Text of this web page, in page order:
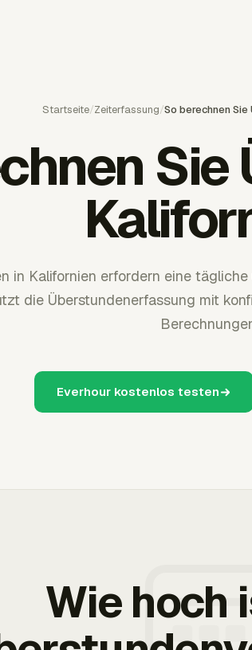
Startseite/Zeiterfassung/So berechnen Sie
in Kalifornien erfordern eine
die Überstundenerfassung mit
Everhour kostenlos testen
Wie hoch